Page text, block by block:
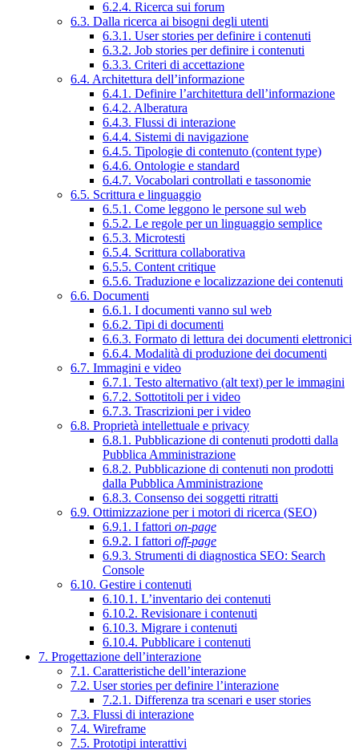
6.2.4. Ricerca sui forum
6.3. Dalla ricerca ai bisogni degli utenti
6.3.1. User stories per definire i contenuti
6.3.2. Job stories per definire i contenuti
6.3.3. Criteri di accettazione
6.4. Architettura dell’informazione
6.4.1. Definire l’architettura dell’informazione
6.4.2. Alberatura
6.4.3. Flussi di interazione
6.4.4. Sistemi di navigazione
6.4.5. Tipologie di contenuto (content type)
6.4.6. Ontologie e standard
6.4.7. Vocabolari controllati e tassonomie
6.5. Scrittura e linguaggio
6.5.1. Come leggono le persone sul web
6.5.2. Le regole per un linguaggio semplice
6.5.3. Microtesti
6.5.4. Scrittura collaborativa
6.5.5. Content critique
6.5.6. Traduzione e localizzazione dei contenuti
6.6. Documenti
6.6.1. I documenti vanno sul web
6.6.2. Tipi di documenti
6.6.3. Formato di lettura dei documenti elettronici
6.6.4. Modalità di produzione dei documenti
6.7. Immagini e video
6.7.1. Testo alternativo (alt text) per le immagini
6.7.2. Sottotitoli per i video
6.7.3. Trascrizioni per i video
6.8. Proprietà intellettuale e privacy
6.8.1. Pubblicazione di contenuti prodotti dalla
Pubblica Amministrazione
6.8.2. Pubblicazione di contenuti non prodotti
dalla Pubblica Amministrazione
6.8.3. Consenso dei soggetti ritratti
6.9. Ottimizzazione per i motori di ricerca (SEO)
6.9.1. I fattori on-page
6.9.2. I fattori off-page
6.9.3. Strumenti di diagnostica SEO: Search
Console
6.10. Gestire i contenuti
6.10.1. L’inventario dei contenuti
6.10.2. Revisionare i contenuti
6.10.3. Migrare i contenuti
6.10.4. Pubblicare i contenuti
7. Progettazione dell’interazione
7.1. Caratteristiche dell’interazione
7.2. User stories per definire l’interazione
7.2.1. Differenza tra scenari e user stories
7.3. Flussi di interazione
7.4. Wireframe
7.5. Prototipi interattivi